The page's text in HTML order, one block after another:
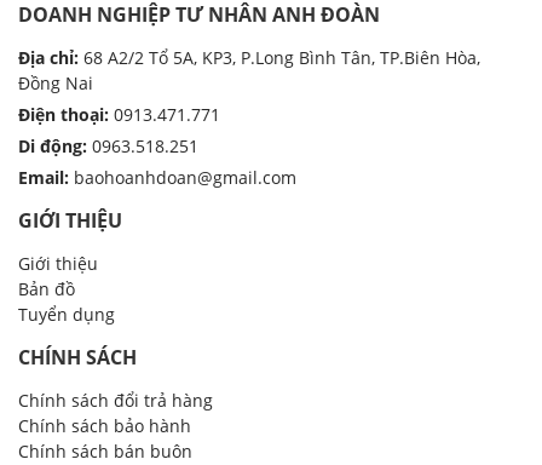
DOANH NGHIỆP TƯ NHÂN ANH ĐOÀN
Địa chỉ: 68 A2/2 Tổ 5A, KP3, P.Long Bình Tân, TP.Biên Hòa,
Đồng Nai
Điện thoại: 0913.471.771
Di động: 0963.518.251
Email: baohoanhdoan@gmail.com
GIỚI THIỆU
Giới thiệu
Bản đồ
Tuyển dụng
CHÍNH SÁCH
Chính sách đổi trả hàng
Chính sách bảo hành
Chính sách bán buôn